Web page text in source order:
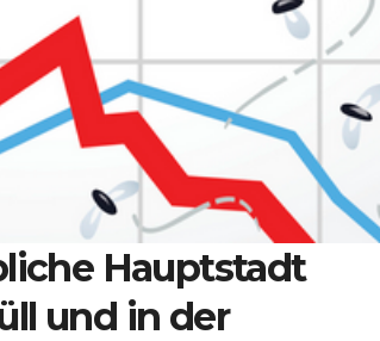
Hauptstadt
und in der